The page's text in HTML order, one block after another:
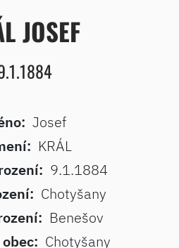
JOSEF
Josef
KRÁL
9.1.1884
Chotyšany
Benešov
Chotyšany